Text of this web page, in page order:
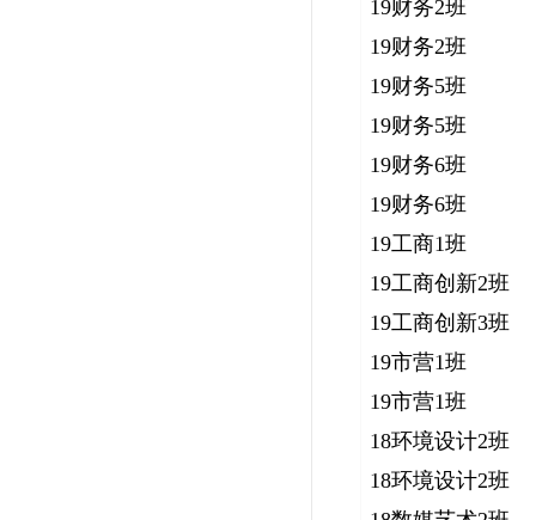
19财务2班
19财务2班
19财务5班
19财务5班
19财务6班
19财务6班
19工商1班
19工商创新2班
19工商创新3班
19市营1班
19市营1班
18环境设计2班
18环境设计2班